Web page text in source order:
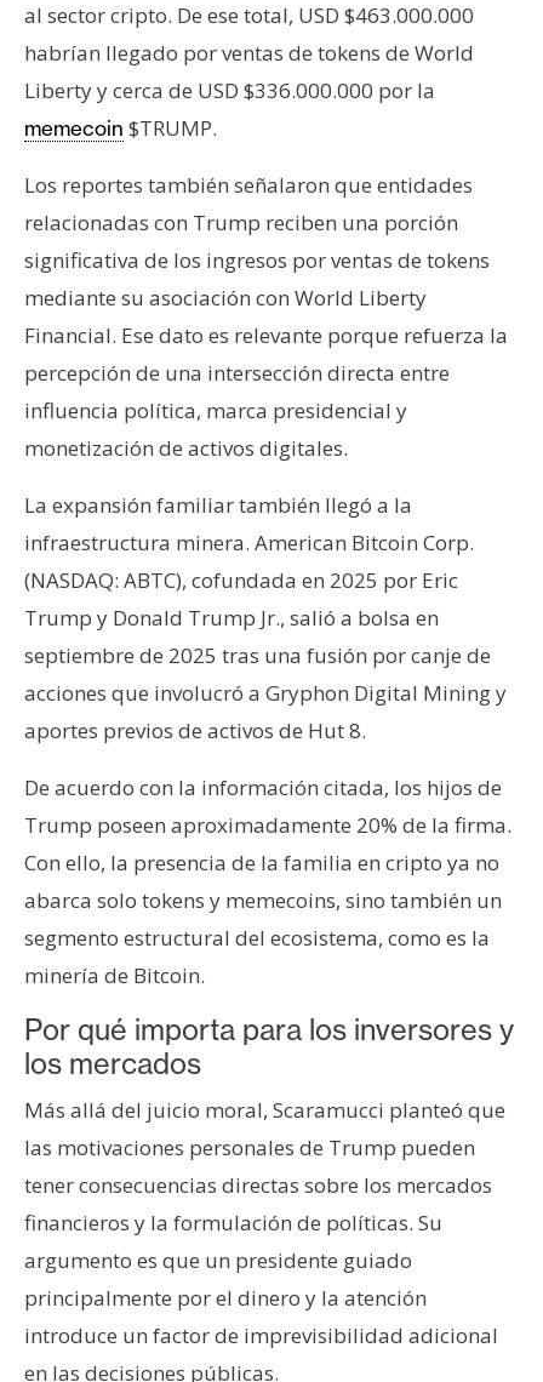
al sector cripto. De ese total, USD $463.000.000
habrían llegado por ventas de tokens de World
Liberty y cerca de USD $336.000.000 por la
memecoin $TRUMP.
Los reportes también señalaron que entidades
relacionadas con Trump reciben una porción
significativa de los ingresos por ventas de tokens
mediante su asociación con World Liberty
Financial. Ese dato es relevante porque refuerza la
percepción de una intersección directa entre
influencia política, marca presidencial y
monetización de activos digitales.
La expansión familiar también llegó a la
infraestructura minera. American Bitcoin Corp.
(NASDAQ: ABTC), cofundada en 2025 por Eric
Trump y Donald Trump Jr., salió a bolsa en
septiembre de 2025 tras una fusión por canje de
acciones que involucró a Gryphon Digital Mining y
aportes previos de activos de Hut 8.
De acuerdo con la información citada, los hijos de
Trump poseen aproximadamente 20% de la firma.
Con ello, la presencia de la familia en cripto ya no
abarca solo tokens y memecoins, sino también un
segmento estructural del ecosistema, como es la
minería de Bitcoin.
Por qué importa para los inversores y
los mercados
Más allá del juicio moral, Scaramucci planteó que
las motivaciones personales de Trump pueden
tener consecuencias directas sobre los mercados
financieros y la formulación de políticas. Su
argumento es que un presidente guiado
principalmente por el dinero y la atención
introduce un factor de imprevisibilidad adicional
en las decisiones públicas.